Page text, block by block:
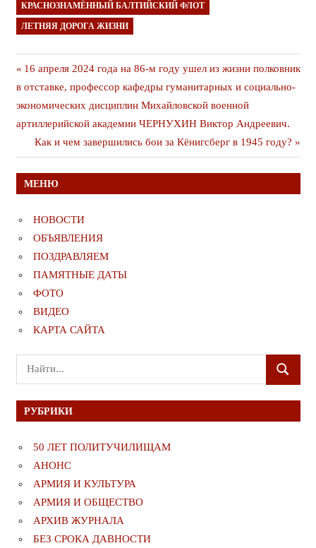
КРАСНОЗНАМЁННЫЙ БАЛТИЙСКИЙ ФЛОТ
ЛЕТНЯЯ ДОРОГА ЖИЗНИ
Навигация
по
записям
Предыдущая
публикация
16 апреля 2024 года на 86-м году ушел из жизни полковник
в отставке, профессор кафедры гуманитарных и социально-
экономических дисциплин Михайловской военной
артиллерийской академии ЧЕРНУХИН Виктор Андреевич.
Следующая
публикация
Как и чем завершились бои за Кёнигсберг в 1945 году?
МЕНЮ
НОВОСТИ
ОБЪЯВЛЕНИЯ
ПОЗДРАВЛЯЕМ
ПАМЯТНЫЕ ДАТЫ
ФОТО
ВИДЕО
КАРТА САЙТА
Поиск
для:
ПОИСК
РУБРИКИ
50 ЛЕТ ПОЛИТУЧИЛИЩАМ
АНОНС
АРМИЯ И КУЛЬТУРА
АРМИЯ И ОБЩЕСТВО
АРХИВ ЖУРНАЛА
БЕЗ СРОКА ДАВНОСТИ